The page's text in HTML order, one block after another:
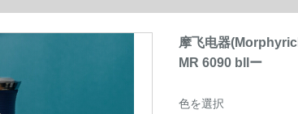
摩飞电器
MR 6090 bllー
色を選択